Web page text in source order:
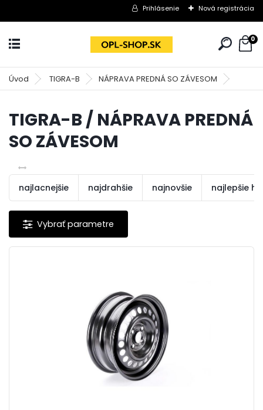
Prihlásenie Nová registrácia
0
Úvod TIGRA-B NÁPRAVA PREDNÁ SO ZÁVESOM
TIGRA-B / NÁPRAVA PREDNÁ
SO ZÁVESOM
najlacnejšie najdrahšie najnovšie najlepšie